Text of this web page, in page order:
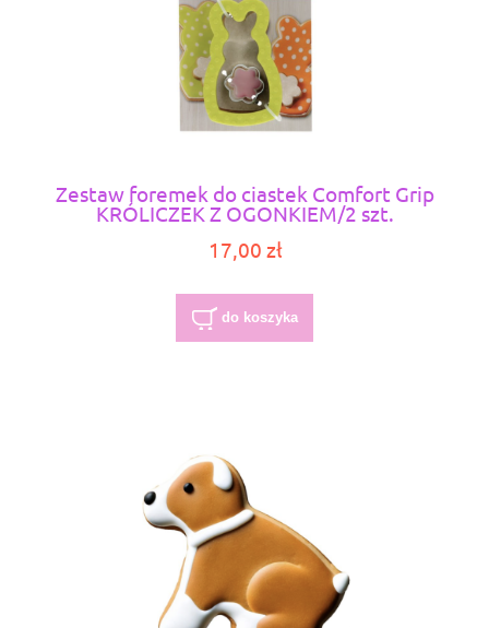
Zestaw foremek do ciastek Comfort Grip
KRÓLICZEK Z OGONKIEM/2 szt.
17,00 zł
do koszyka